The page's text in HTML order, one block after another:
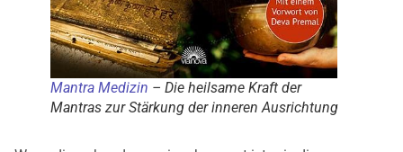
Mantra Medizin – Die heilsame Kraft der
Mantras zur Stärkung der inneren Ausrichtung